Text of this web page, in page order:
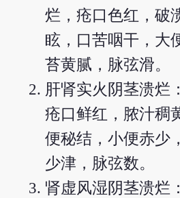
烂，疮口色红，破
眩，口苦咽干，大
苔黄腻，脉弦滑。
肝肾实火阴茎溃烂
疮口鲜红，脓汁稠
便秘结，小便赤少
少津，脉弦数。
肾虚风湿阴茎溃烂